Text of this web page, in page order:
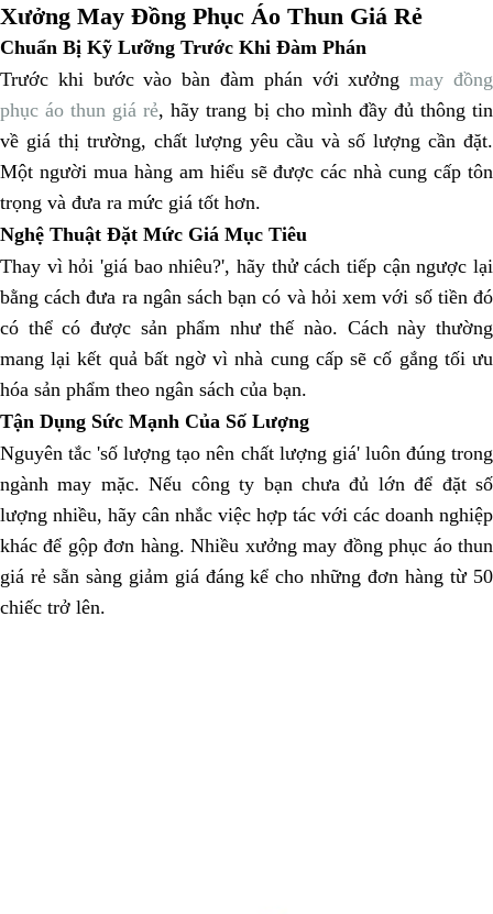
Xưởng May Đồng Phục Áo Thun Giá Rẻ
Chuẩn Bị Kỹ Lưỡng Trước Khi Đàm Phán
Trước khi bước vào bàn đàm phán với xưởngmay đồng
phục áo thun giá rẻ, hãy trang bị cho mình đầy đủ thông tin
về giá thị trường, chất lượng yêu cầu và số lượng cần đặt.
Một người mua hàng am hiểu sẽ được các nhà cung cấp tôn
trọng và đưa ra mức giá tốt hơn.
Nghệ Thuật Đặt Mức Giá Mục Tiêu
Thay vì hỏi 'giá bao nhiêu?', hãy thử cách tiếp cận ngược lại
bằng cách đưa ra ngân sách bạn có và hỏi xem với số tiền đó
có thể có được sản phẩm như thế nào. Cách này thường
mang lại kết quả bất ngờ vì nhà cung cấp sẽ cố gắng tối ưu
hóa sản phẩm theo ngân sách của bạn.
Tận Dụng Sức Mạnh Của Số Lượng
Nguyên tắc 'số lượng tạo nên chất lượng giá' luôn đúng trong
ngành may mặc. Nếu công ty bạn chưa đủ lớn để đặt số
lượng nhiều, hãy cân nhắc việc hợp tác với các doanh nghiệp
khác để gộp đơn hàng. Nhiều xưởng may đồng phục áo thun
giá rẻ sẵn sàng giảm giá đáng kể cho những đơn hàng từ 50
chiếc trở lên.